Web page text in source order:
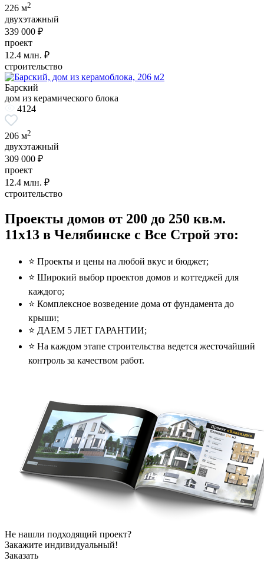
226 м2
двухэтажный
339 000 ₽
проект
12.4 млн. ₽
строительство
Барский
дом из керамического блока
4124
206 м2
двухэтажный
309 000 ₽
проект
12.4 млн. ₽
строительство
Проекты домов от 200 до 250 кв.м.
11x13 в Челябинске с Все Строй это:
⭐️ Проекты и цены на любой вкус и бюджет;
⭐️ Широкий выбор проектов домов и коттеджей для
каждого;
⭐️ Комплексное возведение дома от фундамента до
крыши;
⭐️ ДАЕМ 5 ЛЕТ ГАРАНТИИ;
⭐️ На каждом этапе строительства ведется жесточайший
контроль за качеством работ.
Не нашли подходящий проект?
Закажите индивидуальный!
Заказать